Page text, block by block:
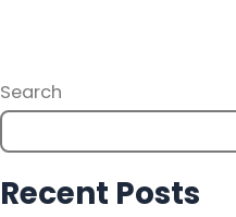
Search
Recent Posts